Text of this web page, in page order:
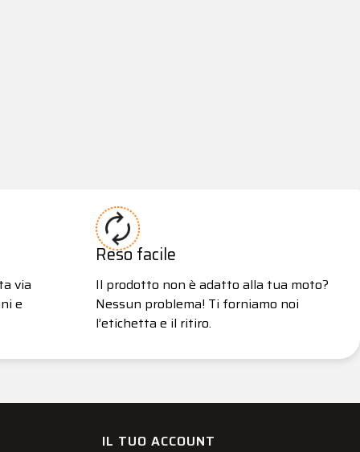
via
e
Reso facile
Il prodotto non è adatto alla tua moto?
Nessun problema! Ti forniamo noi
l’etichetta e il ritiro.
IL TUO ACCOUNT